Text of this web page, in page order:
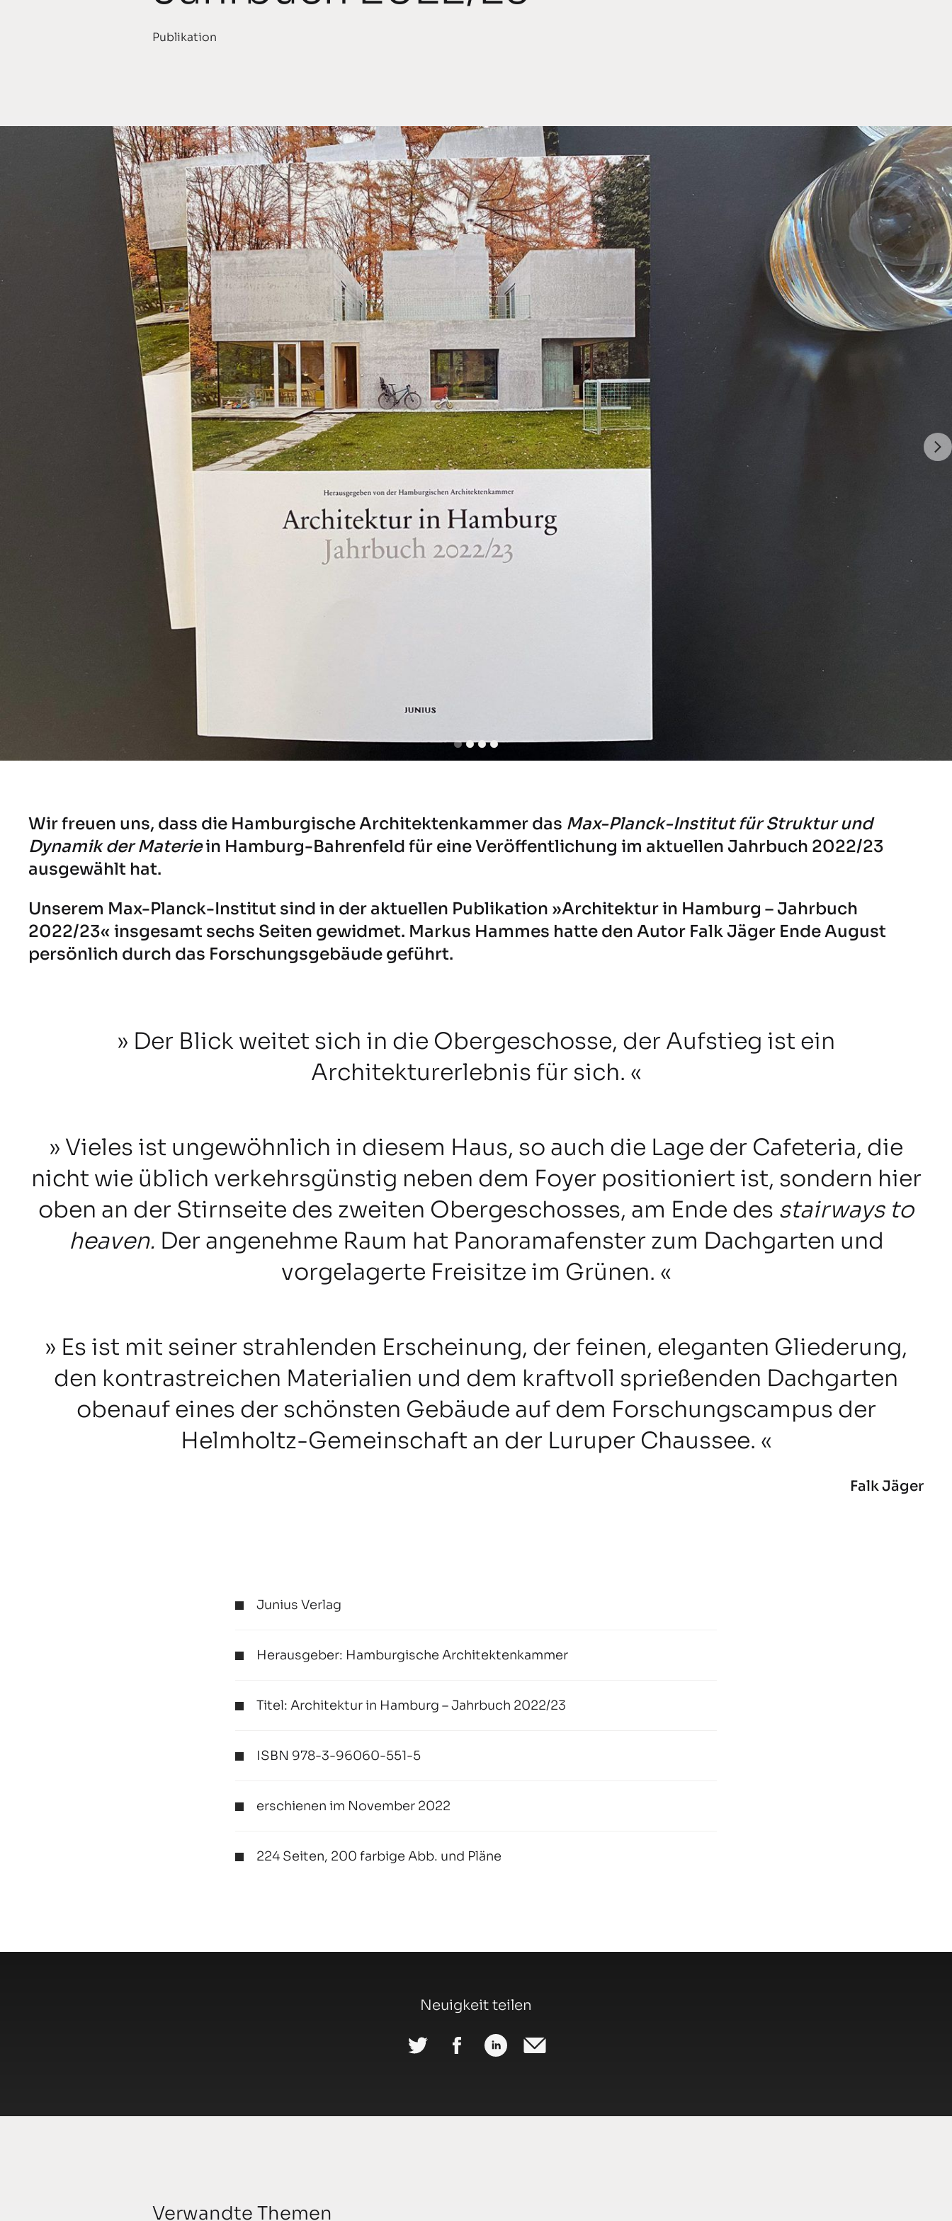
Publikation
Wir freuen uns, dass die Hamburgische Architektenkammer das Max-Planck-Institut für Struktur und
Dynamik der Materiein Hamburg-Bahrenfeld für eine Veröffentlichung im aktuellen Jahrbuch 2022/23
ausgewählt hat.
Unserem Max-Planck-Institut sind in der aktuellen Publikation »Architektur in Hamburg – Jahrbuch
2022/23« insgesamt sechs Seiten gewidmet. Markus Hammes hatte den Autor Falk Jäger Ende August
persönlich durch das Forschungsgebäude geführt.
Der Blick weitet sich in die Obergeschosse, der Aufstieg ist ein
Architekturerlebnis für sich.
Vieles ist ungewöhnlich in diesem Haus, so auch die Lage der Cafeteria, die
nicht wie üblich verkehrsgünstig neben dem Foyer positioniert ist, sondern hier
oben an der Stirnseite des zweiten Obergeschosses, am Ende des stairways to
heaven. Der angenehme Raum hat Panoramafenster zum Dachgarten und
vorgelagerte Freisitze im Grünen.
Es ist mit seiner strahlenden Erscheinung, der feinen, eleganten Gliederung,
den kontrastreichen Materialien und dem kraftvoll sprießenden Dachgarten
obenauf eines der schönsten Gebäude auf dem Forschungscampus der
Helmholtz-Gemeinschaft an der Luruper Chaussee.
Falk Jäger
Junius Verlag
Herausgeber: Hamburgische Architektenkammer
Titel: Architektur in Hamburg – Jahrbuch 2022/23
ISBN 978-3-96060-551-5
erschienen im November 2022
224 Seiten, 200 farbige Abb. und Pläne
Neuigkeit teilen
Verwandte Themen